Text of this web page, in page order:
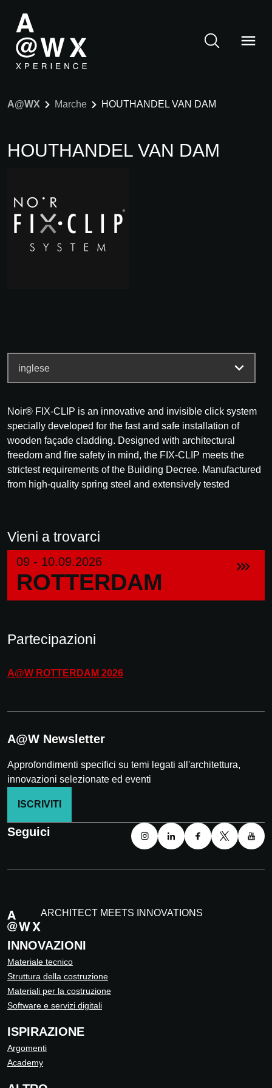
A@WX Marche HOUTHANDEL VAN DAM
HOUTHANDEL VAN DAM
Noir® FIX-CLIP is an innovative and invisible click system
specially developed for the fast and safe installation of
wooden façade cladding. Designed with architectural
freedom and fire safety in mind, the FIX-CLIP meets the
strictest requirements of the Building Decree. Manufactured
from high‑quality spring steel and extensively tested
Vieni a trovarci
09 - 10.09.2026
ROTTERDAM
Partecipazioni
A@W ROTTERDAM 2026
A@W Newsletter
Approfondimenti specifici su temi legati all'architettura,
innovazioni selezionate ed eventi
ISCRIVITI
Seguici
ARCHITECT MEETS INNOVATIONS
INNOVAZIONI
Materiale tecnico
Struttura della costruzione
Materiali per la costruzione
Software e servizi digitali
ISPIRAZIONE
Argomenti
Academy